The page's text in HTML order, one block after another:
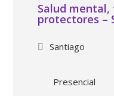
Salud
protectores –
Santiago
Presencial